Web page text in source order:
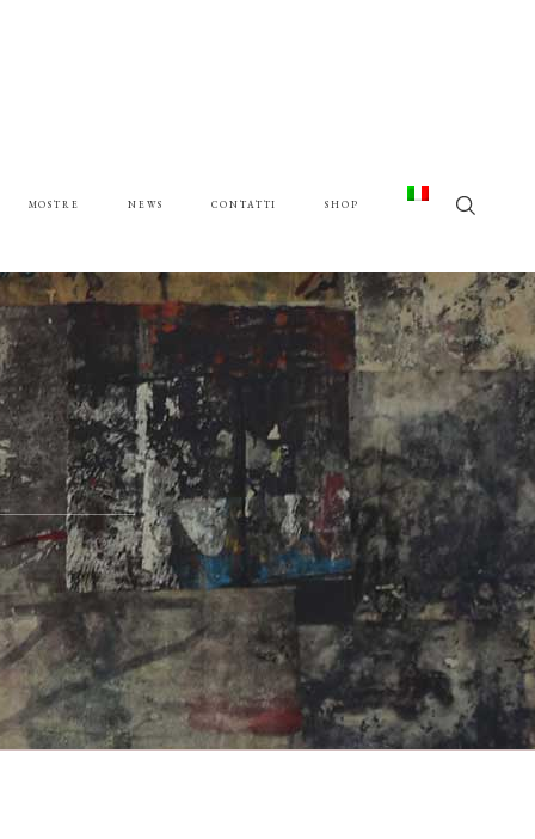
MOSTRE NEWS CONTATTI SHOP